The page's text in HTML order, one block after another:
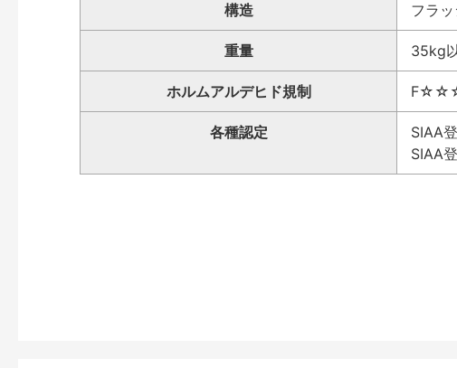
構造 フラッ
重量 35kg
ホルムアルデヒド規制
各種認定
SIAA
SIAA